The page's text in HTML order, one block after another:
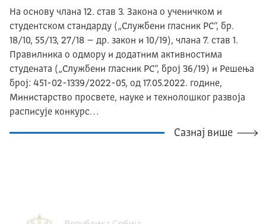
На основу члана 12. став 3. Закона о ученичком и
студентском стандарду („Службени гласник РС“, бр.
18/10, 55/13, 27/18 – др. закон и 10/19), члана 7. став 1.
Правилника о одмору и додатним активностима
студената („Службени гласник РС“, број 36/19) и Решења
број: 451-02-1339/2022-05, од 17.05.2022. године,
Mинистарство просвете, науке и технолошког развоја
расписује конкурс…
Сазнај више